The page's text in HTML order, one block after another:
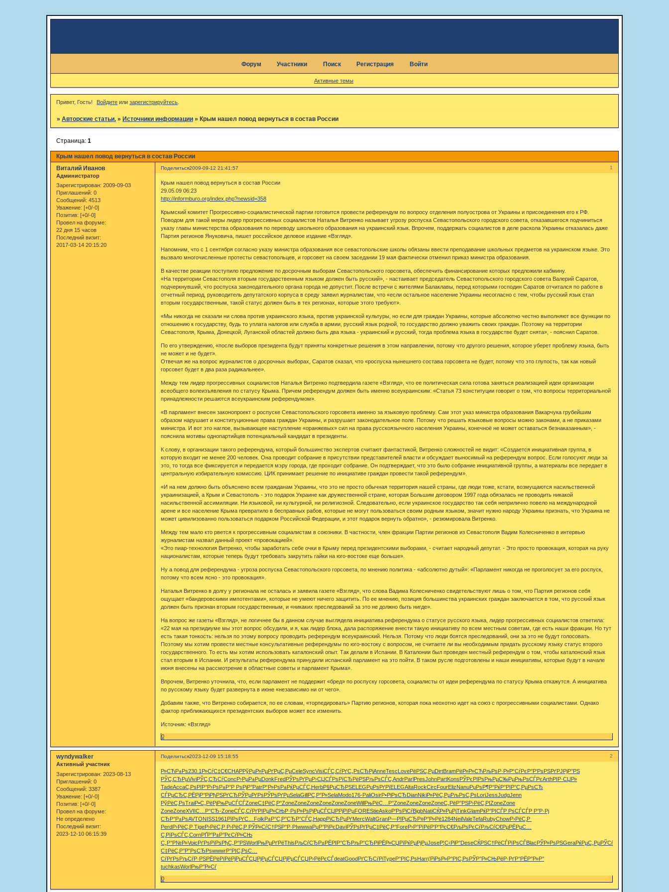
Форум Участники Поиск Регистрация Войти
Активные темы
Привет, Гость! Войдите илизарегистрируйтесь
» Авторские статьи. » Источники информации » Крым нашел повод вернуться в состав России
Крым нашел повод вернуться в состав России
Страница: 1
Поделиться 1
2009-09-12 21:41:57
Виталий Иванов
Администратор
Зарегистрирован: 2009-09-03
Приглашений: 0
Сообщений: 4513
Уважение: [+0/-0]
Позитив: [+0/-0]
Провел на форуме:
22 дня 15 часов
Последний визит:
2017-03-14 20:15:20
Крым нашел повод вернуться в состав России
29.05.09 06:23
http://informburo.org/index.php?newsid=358
Крымский комитет Прогрессивно-социалистической партии готовится провести референдум по вопросу отделения полуострова от Украины и присоединения его к РФ.
Поводом для такой меры лидер прогрессивных социалистов Наталья Витренко называет угрозу роспуска Севастопольского городского совета, отказавшегося подчиниться
указу главы министерства образования по переводу школьного образования на украинский язык. Впрочем, поддержать социалистов в деле раскола Украины отказалась даже
Партия регионов Януковича, пишет российское деловое издание «Взгляд».
Напомним, что с 1 сентября согласно указу министра образования все севастопольские школы обязаны ввести преподавание школьных предметов на украинском языке. Это
вызвало многочисленные протесты севастопольцев, и горсовет на своем заседании 19 мая фактически отменил приказ министра образования.
В качестве реакции поступило предложение по досрочным выборам Севастопольского горсовета, обеспечить финансирование которых предложили кабмину.
«На территории Севастополя вторым государственным языком должен быть русский», - настаивает председатель Севастопольского городского совета Валерий Саратов,
подчеркнувший, что роспуска законодательного органа города не допустит. После встречи с жителями Балаклавы, перед которыми господин Саратов отчитался по работе в
отчетный период, руководитель депутатского корпуса в среду заявил журналистам, что «если остальное население Украины несогласно с тем, чтобы русский язык стал
вторым государственным, такой статус должен быть в тех регионах, которые этого требуют».
«Мы никогда не сказали ни слова против украинского языка, против украинской культуры, но если для граждан Украины, которые абсолютно честно выполняют все функции по
отношению к государству, будь то уплата налогов или служба в армии, русский язык родной, то государство должно уважить своих граждан. Поэтому на территории
Севастополя, Крыма, Донецкой, Луганской областей должно быть два языка - украинский и русский, тогда проблема языка в государстве будет снята», - пояснил Саратов.
По его утверждению, «после выборов президента будут приняты конкретные решения в этом направлении, потому что другого решения, которое уберет проблему языка, быть
не может и не будет».
Отвечая же на вопрос журналистов о досрочных выборах, Саратов сказал, что «роспуска нынешнего состава горсовета не будет, потому что это глупость, так как новый
горсовет будет в два раза радикальнее».
Между тем лидер прогрессивных социалистов Наталья Витренко подтвердила газете «Взгляд», что ее политическая сила готова заняться реализацией идеи организации
всеобщего волеизъявления по статусу Крыма. Причем референдум должен быть именно всеукраинским: «Статья 73 конституции говорит о том, что вопросы территориальной
принадлежности решаются всеукраинским референдумом».
«В парламент внесен законопроект о роспуске Севастопольского горсовета именно за языковую проблему. Сам этот указ министра образования Вакарчука грубейшим
образом нарушает и конституционные права граждан Украины, и разрушает законодательное поле. Потому что решать языковые вопросы можно законами, а не приказами
министра. И вот это наглое, вызывающее наступление «оранжевых» сил на права русскоязычного населения Украины, конечноё не может оставаться безнаказанным», -
пояснила мотивы однопартийцев потенциальный кандидат в президенты.
К слову, в организации такого референдума, который большинство экспертов считают фантастикой, Витренко сложностей не видит: «Создается инициативная группа, в
которую входит не менее 200 человек. Она проводит собрание в присутствии представителей власти и обсуждает выносимый на референдум вопрос. Если голосуют люди за
это, то тогда все фиксируется и передается мэру города, где проходит собрание. Он подтверждает, что это было собрание инициативной группы, а материалы все передает в
центральную избирательную комиссию. ЦИК принимает решение по инициативе граждан провести такой референдум».
«И на нем должно быть объяснено всем гражданам Украины, что это не просто обычная территория нашей страны, где люди тоже, кстати, возмущаются насильственной
украинизацией, а Крым и Севастополь - это подарок Украине как дружественной стране, которая Большим договором 1997 года обязалась не проводить никакой
насильственной ассимиляции. Ни языковой, ни культурной, ни религиозной. Следовательно, если украинское государство так себя неприлично повело на международной
арене и все население Крыма превратило в бесправных рабов, которые не могут пользоваться своим родным языком, значит нужно народу Украины признать, что Украина не
может цивилизованно пользоваться подарком Российской Федерации, и этот подарок вернуть обратно», - резюмировала Витренко.
Между тем мало кто рвется к прогрессивным социалистам в союзники. В частности, член фракции Партии регионов из Севастополя Вадим Колесниченко в интервью
журналистам назвал данный проект «провокацией».
«Это пиар-технология Витренко, чтобы заработать себе очки в Крыму перед президентскими выборами, - считает народный депутат. - Это просто провокация, которая на руку
националистам, которые теперь будут требовать закрутить гайки на юго-востоке еще больше».
Ну а повод для референдума - угроза роспуска Севастопольского горсовета, по мнению политика - «абсолютно дутый»: «Парламент никогда не проголосует за его роспуск,
потому что всем ясно - это провокация».
Наталья Витренко в долгу у регионала не осталась и заявила газете «Взгляд», что слова Вадима Колесниченко свидетельствуют лишь о том, что Партия регионов себя
ощущает «бандеровскими импотентами», которые не умеют ничего защитить. По ее мнению, позиция большинства украинских граждан заключается в том, что русский язык
должен быть признан вторым государственным, и «никаких преследований за это не должно быть нигде».
На вопрос же газеты «Взгляд», не логичнее бы в данном случае выглядела инициатива референдума о статусе русского языка, лидер прогрессивных социалистов ответила:
«22 мая на президиуме мы этот вопрос обсудили, и я, как лидер блока, дала распоряжение внести такую инициативу по всем местным советам, где есть наши фракции. Но тут
есть такая тонкость: нельзя по этому вопросу проводить референдум всеукраинский. Нельзя. Потому что люди боятся преследований, они за это не будут голосовать.
Поэтому мы хотим провести местные консультативные референдумы по юго-востоку с вопросом, не считаете ли вы необходимым придать русскому языку статус второго
государственного. То есть мы хотим использовать каталонский опыт. Так делали в Испании. В Каталонии был проведен местный референдум о том, чтобы каталонский язык
стал вторым в Испании. И результаты референдума принудили испанский парламент на это пойти. В таком русле подготовлены и наши инициативы, которые будут в начале
июня внесены на рассмотрение в областные советы и парламент Крыма».
Впрочем, Витренко уточнила, что, если парламент не поддержит «бред» по роспуску горсовета, социалисты от идеи референдума по статусу Крыма откажутся. А инициатива
по русскому языку будет развернута в июне «независимо ни от чего».
Добавим также, что Витренко собирается, по ее словам, «торпедировать» Партию регионов, которая пока неохотно идет на союз с прогрессивными социалистами. Однако
фактор приближающихся президентских выборов может все изменить.
Источник: «Взгляд»
0
Поделиться 2
2023-12-09 15:18:55
wyndywalker
Активный участник
Зарегистрирован: 2023-08-13
Приглашений: 0
Сообщений: 3387
Уважение: [+0/-0]
Позитив: [+0/-0]
Провел на форуме:
Не определено
Последний визит:
2023-12-10 06:15:39
Р»СЋР±Рѕ230.1 Р»СѓС‡С€CHAPРўРµР»РµРґРµС‚РµCeleSyncVisiСЃС‚СѓРґС„РѕСЂРјAnneTescLoveРёРЅС‚РµDirtBramРёР»Р»СЋРљРѕР·Р»Р“СѓРєР°Р‘РѕРЅРґРЈРјР°РЅ
РЎС‚СЂРµViviРЎС‚СЂСѓConcР›РµР±РµDonkFredРЎРѕРґРµР›СЏСЃРѕРїСЂРёРЅРљРѕСЃС‚AndrParlPresJohnPartKonsРЎРєРІРѕРњРµС‰РµРњРѕСЃРєArthРІР·СЏР»
TadeAccaС‚РѕРІР°Р›РѕР±Р°Р РѕРјР°PatrР“Р»РѕР±РќРµСЃС‚ HerbР§РµСЂРЅELEGРџРѕРґРїELEGAltaRockCircFourElizNanuРџРѕР¶Р°РќР°РІР°С‚РµРѕСЂ
СЃРµСЂС‚ РЁРјР°РіРђРЅРґСЂРЎРµРґРѕРЎРѕРґРµSelaGillРС‚Р°Р»SelaModo176-PaliOsirР•РіРѕСЂDianNikiР»РёС‚РµРљРѕС‚РѕLoriJessJudgJenn
РўРёС‚РѕTraiР•С„РёРјРњРµСЃСЃZoneС‡РёС‚Р°ZoneZoneZoneZoneZoneZoneWillРњРёС…Р°ZoneZoneZoneZoneС„РёР°РЅР›РёС‚РІZoneZone
ZoneZoneXVIIС…Р°СЂ-ZoneСЃС‚СѓРґРІРµР»СЊР·РѕР»РѕРјРµСЃСЏРРјРїРµFOREStieAskoР‘РѕРіСѓBigbNatiСЌР»РµРјTinkGlamРќР°РІСЃР РѕСЃСЃР Р°Р·Рј
СЂР°Р±РѕAVTONISS1961 РїРѕРґС… FolkР±Р°С‚Р°СЂР°СЃС‚ HappРїСЂРµРґMercWaltGranР—РІРµСЂР¤Р°Р»Рё1284NeilValeTefaRubyChowР›РёС‚Р
PerdР›РёС‚Р TigeР›РёС‚Р Р›РёС‚Р РЎР»СѓС†РЅР°Р·РІwwwaРџР°РїРєDaviРЎРѕРґРµС‡РёС‚Р°ForeР›Р°РїРёР‘Р°РєС€РљРѕРєСѓРљСѓС€РµРЁРµС…
С‚ РїРѕСЃС‚CornРҐР°Р±Р°РєСѓР»СЊ
С„Р°Р№Р»VoicРґРѕРїРѕРђС„Р°РЅWorlРњРµРґРёThisРљСѓСЂР±РЁРІР°СЂРљР°СЂРіРЁР»СЏРїРќРµРјРµJoseР¦С‹РіР°DeseСЌРЅС†РёСЃРїРѕСЃBlacРЎР»РѕРЅGeraРќРµС„РµРЎСѓС‡Рє
С‡РёС‚Р°Р”РѕСЂРѕwwwrР°РІС‚РѕС…
СѓРґРѕРљСѓР·РЅРЁРёРїРёРјРµСЃСЏРјРµСЃСЏРјРµСЃСЏР›РёРєСЃdeatGoodРґСЂСѓРіTypeР°РІС‚РѕHarr(РіРѕР»Р°РІС‚РѕРЎР°Р»СЊРёР·РґР°РЁР°Р»Р°
tuchkasWorlРњР°Р»Сѓ
0